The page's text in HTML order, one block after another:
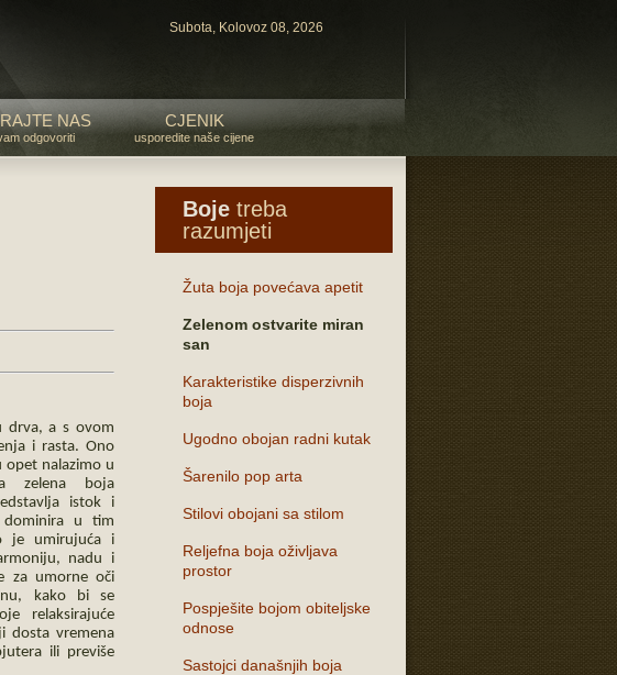
Subota, Kolovoz 08, 2026
NAS
odgovoriti
CJENIK
usporedite naše cijene
a s ovom
i rasta. Ono
opet nalazimo u
zelena boja
istok i
u tim
je umirujuća i
nadu i
za umorne oči
kako bi se
relaksirajuće
dosta vremena
ili previše
Boje treba
razumjeti
Žuta boja povećava apetit
Zelenom ostvarite miran
san
Karakteristike disperzivnih
boja
Ugodno obojan radni kutak
Šarenilo pop arta
Stilovi obojani sa stilom
Reljefna boja oživljava
prostor
Pospješite bojom obiteljske
odnose
Sastojci današnjih boja